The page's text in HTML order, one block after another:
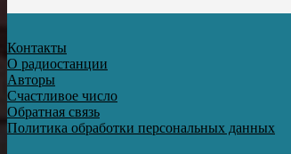
Контакты
О радиостанции
Авторы
Счастливое число
Обратная связь
Политика обработки персональных данных